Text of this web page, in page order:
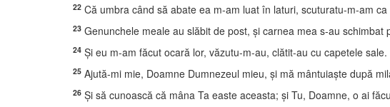
22 Că umbra când să abate ea m-am luat în laturi, scuturatu-m-am ca
23 Genunchele meale au slăbit de post, şi carnea mea s-au schimbat
24 Şi eu m-am făcut ocară lor, văzutu-m-au, clătit-au cu capetele sale.
25 Ajută-mi mie, Doamne Dumnezeul mieu, şi mă mântuiaşte după
26 Şi să cunoască că mâna Ta easte aceasta; şi Tu, Doamne, o ai